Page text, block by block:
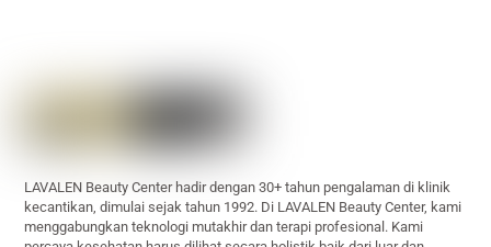
LAVALEN Beauty Center hadir dengan 30+ tahun pengalaman di klinik
kecantikan, dimulai sejak tahun 1992. Di LAVALEN Beauty Center, kami
menggabungkan teknologi mutakhir dan terapi profesional. Kami